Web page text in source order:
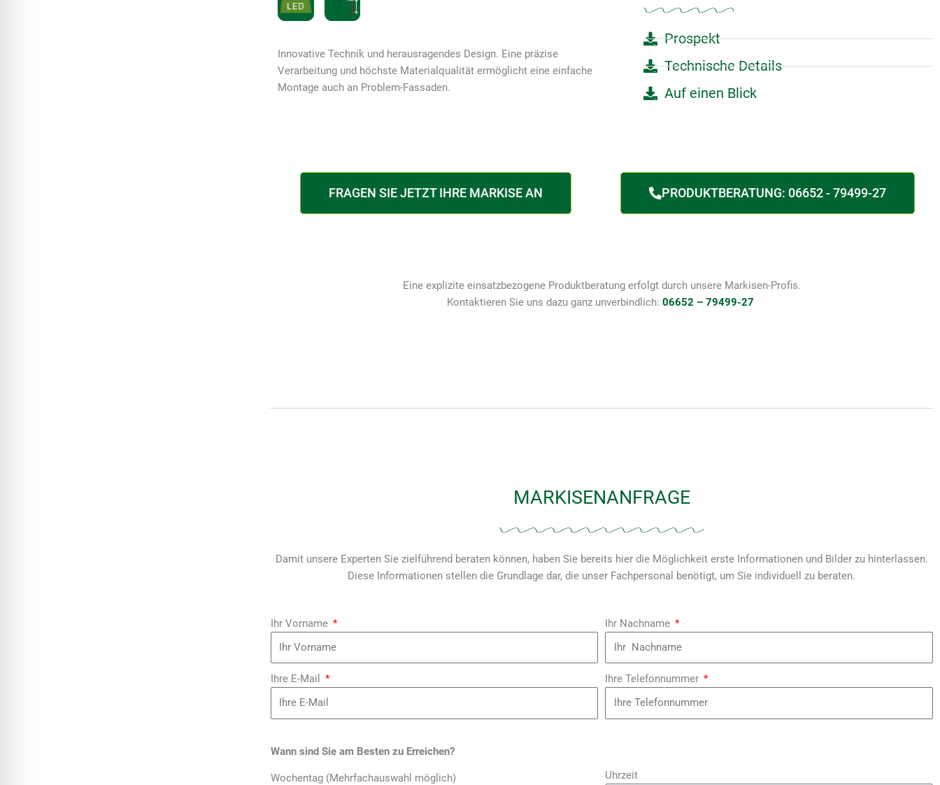
Innovative Technik und herausragendes Design. Eine präzise
Verarbeitung und höchste Materialqualität ermöglicht eine einfache
Montage auch an Problem-Fassaden.
Prospekt
Technische Details
Auf einen Blick
FRAGEN SIE JETZT IHRE MARKISE AN PRODUKTBERATUNG: 06652 - 79499-27
Eine explizite einsatzbezogene Produktberatung erfolgt durch unsere Markisen-Profis.
Kontaktieren Sie uns dazu ganz unverbindlich: 06652 – 79499-27
MARKISENANFRAGE
Damit unsere Experten Sie zielführend beraten können, haben Sie bereits hier die Möglichkeit erste Informationen und Bilder zu hinterlassen.
Diese Informationen stellen die Grundlage dar, die unser Fachpersonal benötigt, um Sie individuell zu beraten.
Ihr Vorname Ihr Nachname
Ihre E-Mail Ihre Telefonnummer
Wann sind Sie am Besten zu Erreichen?
Wochentag (Mehrfachauswahl möglich)
Uhrzeit